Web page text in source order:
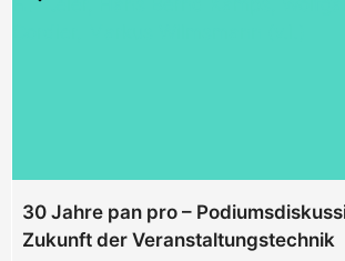
30 Jahre pan pro –
Zukunft der Veranstaltungstechnik